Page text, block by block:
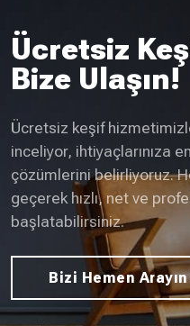
Ücretsiz
Bize Ulaşın!
Ücretsiz keşif
inceliyor, ihtiyaçlarınıza
çözümlerini belirliyoruz.
geçerek hızlı, net ve
başlatabilirsiniz.
Bizi Hemen